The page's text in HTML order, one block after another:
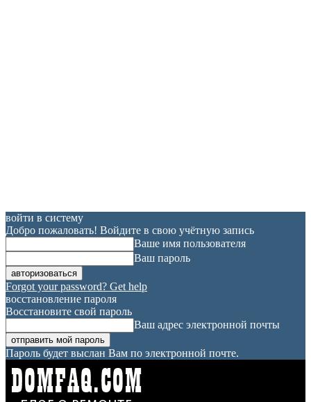
войти в систему
Добро пожаловать! Войдите в свою учётную запись
Ваше имя пользователя
Ваш пароль
Forgot your password? Get help
восстановление пароля
Восстановите свой пароль
Ваш адрес электронной почты
Пароль будет выслан Вам по электронной почте.